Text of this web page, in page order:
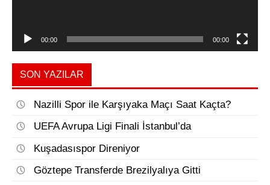
00:00 00:00
SON YAZILAR
Nazilli Spor ile Karşıyaka Maçı Saat Kaçta?
UEFA Avrupa Ligi Finali İstanbul’da
Kuşadasıspor Direniyor
Göztepe Transferde Brezilyalıya Gitti